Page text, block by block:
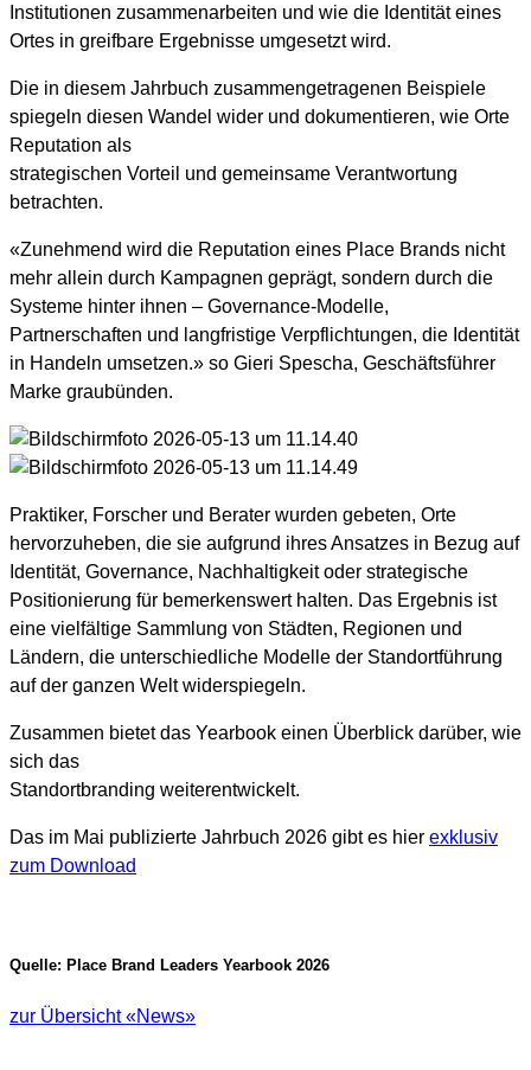
Institutionen zusammenarbeiten und wie die Identität eines
Ortes in greifbare Ergebnisse umgesetzt wird.
Die in diesem Jahrbuch zusammengetragenen Beispiele
spiegeln diesen Wandel wider und dokumentieren, wie Orte
Reputation als
strategischen Vorteil und gemeinsame Verantwortung
betrachten.
«Zunehmend wird die Reputation eines Place Brands nicht
mehr allein durch Kampagnen geprägt, sondern durch die
Systeme hinter ihnen – Governance-Modelle,
Partnerschaften und langfristige Verpflichtungen, die Identität
in Handeln umsetzen.» so Gieri Spescha, Geschäftsführer
Marke graubünden.
Praktiker, Forscher und Berater wurden gebeten, Orte
hervorzuheben, die sie aufgrund ihres Ansatzes in Bezug auf
Identität, Governance, Nachhaltigkeit oder strategische
Positionierung für bemerkenswert halten. Das Ergebnis ist
eine vielfältige Sammlung von Städten, Regionen und
Ländern, die unterschiedliche Modelle der Standortführung
auf der ganzen Welt widerspiegeln.
Zusammen bietet das Yearbook einen Überblick darüber, wie
sich das
Standortbranding weiterentwickelt.
Das im Mai publizierte Jahrbuch 2026 gibt es hier exklusiv
zum Download
Quelle: Place Brand Leaders Yearbook 2026
zur Übersicht «News»